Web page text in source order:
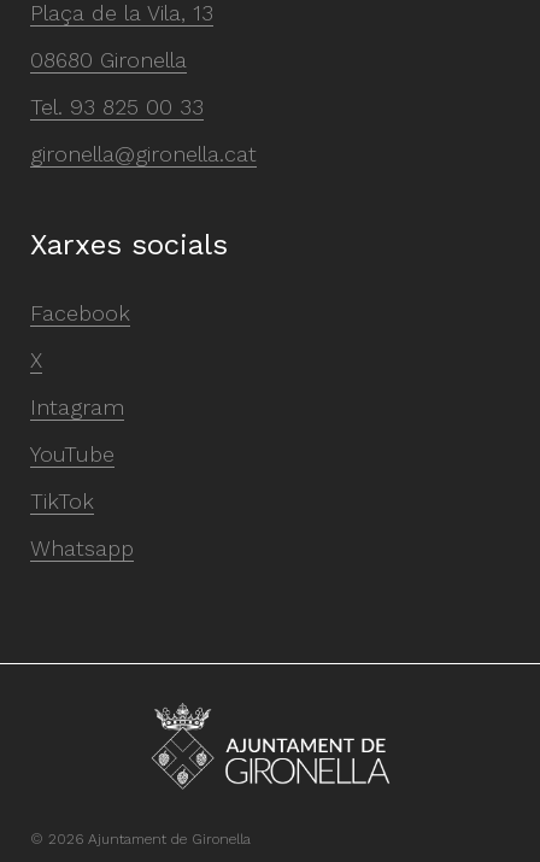
Plaça de la Vila, 13
08680 Gironella
Tel. 93 825 00 33
gironella@gironella.cat
Xarxes socials
Facebook
X
Intagram
YouTube
TikTok
Whatsapp
© 2026 Ajuntament de Gironella